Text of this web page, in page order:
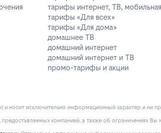
тарифы интернет, ТВ,
тарифы «Для всех»
тарифы «Для дома»
домашнее ТВ
домашний интернет
домашний интернет и ТВ
промо-тарифы и акции
исключительно информационный характер и ни
компанией, а также об ограничениях Вы